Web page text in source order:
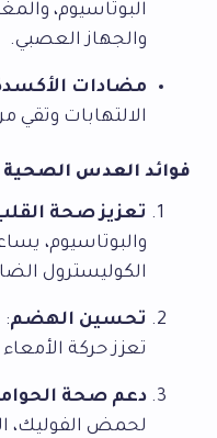
البوتاسيوم،
والجهاز العصبي.
مضادات
الالتهابات وتقي
فوائد العدس الصحية
تعزيز صحة
والبوتاسيوم،
الكوليسترول
تحسين الهضم:
تعزز حركة
دعم صحة
لحمض الفوليك،